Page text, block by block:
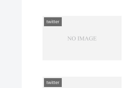
twitter
twitter